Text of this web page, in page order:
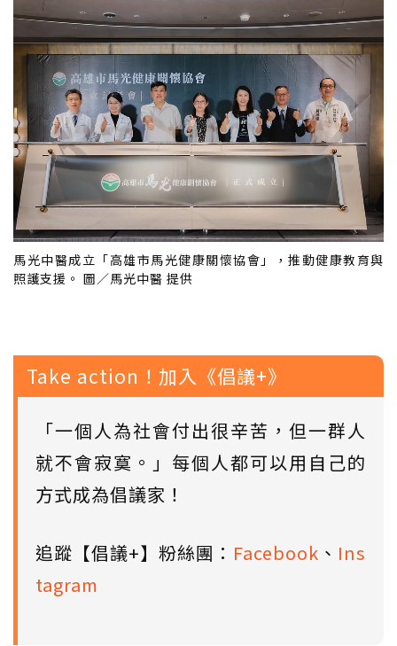
馬光中醫成立「高雄市馬光健康關懷協會」，推動健康教育與
照護支援。 圖／馬光中醫 提供
Take action！加入《倡議+》
「一個人為社會付出很辛苦，但一群人
就不會寂寞。」每個人都可以用自己的
方式成為倡議家！
追蹤【倡議+】粉絲團： Facebook 、 Ins
tagram